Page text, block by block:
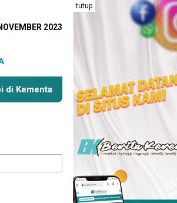
tutup
2023
Libatkan Anggota DPR Inisial AA dan